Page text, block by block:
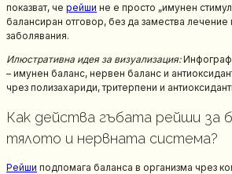
показват, че рейши не е просто „имунен
балансиран отговор, без да замества лечение
заболявания.
Илюстративна идея за визуализация:
– имунен баланс, нервен баланс и
чрез полизахариди, тритерпени и
Как действа гъбата рейши за
тялото и нервната система?
Рейши подпомага баланса в организма чрез